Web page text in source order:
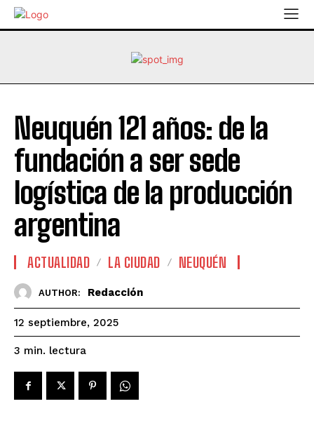
Neuquén 121 años: de la
fundación a ser sede
logística de la producción
argentina
ACTUALIDAD LA CIUDAD NEUQUÉN
AUTHOR: Redacción
12 septiembre, 2025
3 min. lectura